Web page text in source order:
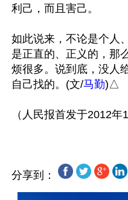
利己，而且害己。
如此说来，不论是个人
是正直的、正义的，那
烦很多。说到底，没人
自己找的。(文/马勤)△
分享到：